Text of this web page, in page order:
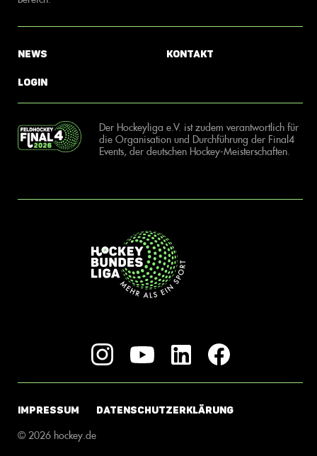
News
Login
Kontakt
Der Hockeyliga e.V. ist zudem verantwortlich für
die Organisation und Durchführung der Final4
Events, der deutschen Hockey-Meisterschaften.
IMPRESSUM DATENSCHUTZERKLÄRUNG
© 2026 hockey.de